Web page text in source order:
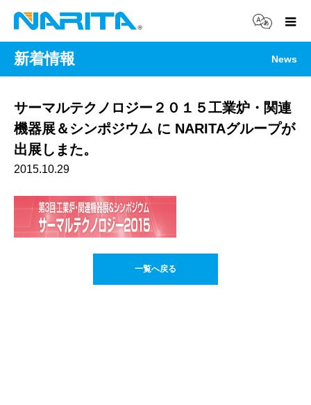
新着情報 News
サーマルテクノロジー２０１５工業炉・関連
機器展＆シンポジウム に NARITAグループが
出展しまた。
2015.10.29
一覧へ戻る